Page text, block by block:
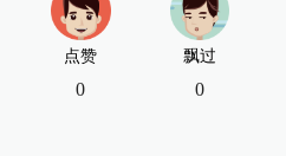
点赞
0
飘过
0